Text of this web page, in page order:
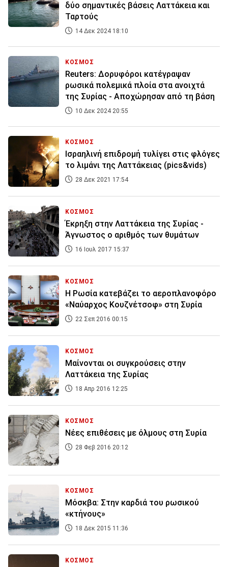
δύο σημαντικές βάσεις Λαττάκεια και
Ταρτούς
14 Δεκ 2024 18:10
ΚΟΣΜΟΣ
Reuters: Δορυφόροι κατέγραψαν
ρωσικά πολεμικά πλοία στα ανοιχτά
της Συρίας - Αποχώρησαν από τη βάση
10 Δεκ 2024 20:55
ΚΟΣΜΟΣ
Ισραηλινή επιδρομή τυλίγει στις φλόγες
το λιμάνι της Λαττάκειας (pics&vids)
28 Δεκ 2021 17:54
ΚΟΣΜΟΣ
Έκρηξη στην Λαττάκεια της Συρίας -
Άγνωστος ο αριθμός των θυμάτων
16 Ιουλ 2017 15:37
ΚΟΣΜΟΣ
Η Ρωσία κατεβάζει το αεροπλανοφόρο
«Ναύαρχος Κουζνέτσοφ» στη Συρία
22 Σεπ 2016 00:15
ΚΟΣΜΟΣ
Μαίνονται οι συγκρούσεις στην
Λαττάκεια της Συρίας
18 Απρ 2016 12:25
ΚΟΣΜΟΣ
Νέες επιθέσεις με όλμους στη Συρία
28 Φεβ 2016 20:12
ΚΟΣΜΟΣ
Μόσκβα: Στην καρδιά του ρωσικού
«κτήνους»
18 Δεκ 2015 11:36
ΚΟΣΜΟΣ